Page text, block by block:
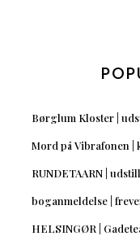
Børglum Kloster |
Mord på Vibrafonen |
RUNDETAARN |
boganmeldelse |
HELSINGØR |